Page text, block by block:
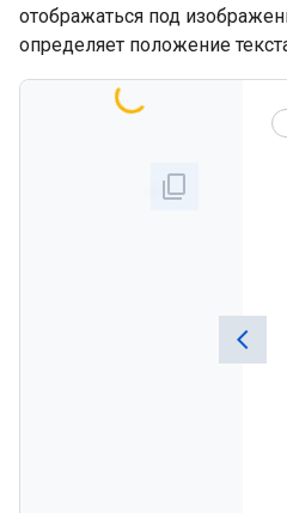
отображаться под
определяет положение